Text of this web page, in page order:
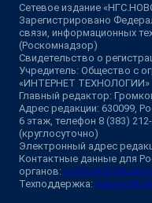
Сетевое издание
Зарегистрировано
связи, информационных
(Роскомнадзор)
Свидетельство о
Учредитель: Общество с
«ИНТЕРНЕТ ТЕХНОЛОГИИ»
Главный редактор:
Адрес редакции: 630099,
6 этаж, телефон 8 (383)
(круглосуточно)
Электронный адрес
Контактные данные для
органов:
Техподдержка: